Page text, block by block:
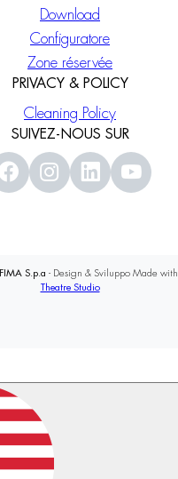
Download
Configuratore
Zone réservée
PRIVACY & POLICY
Cleaning Policy
SUIVEZ-NOUS SUR
FIMA S.p.a - Design & Sviluppo Made with
Theatre Studio